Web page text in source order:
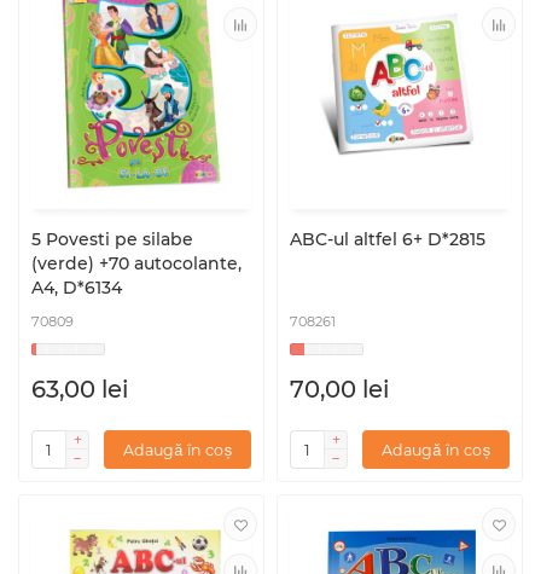
5 Povesti pe silabe
(verde) +70 autocolante,
A4, D*6134
70809
63,00 lei
Adaugă în coș
ABC-ul altfel 6+ D*2815
708261
70,00 lei
Adaugă în coș